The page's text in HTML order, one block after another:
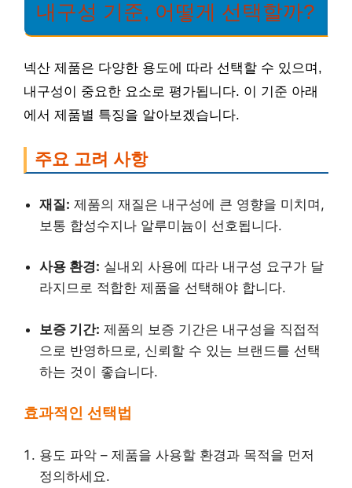
내구성 기준, 어떻게 선택할까?
넥산 제품은 다양한 용도에 따라 선택할 수 있으며,
내구성이 중요한 요소로 평가됩니다. 이 기준 아래
에서 제품별 특징을 알아보겠습니다.
주요 고려 사항
재질: 제품의 재질은 내구성에 큰 영향을 미치며,
보통 합성수지나 알루미늄이 선호됩니다.
사용 환경: 실내외 사용에 따라 내구성 요구가 달
라지므로 적합한 제품을 선택해야 합니다.
보증 기간: 제품의 보증 기간은 내구성을 직접적
으로 반영하므로, 신뢰할 수 있는 브랜드를 선택
하는 것이 좋습니다.
효과적인 선택법
용도 파악 – 제품을 사용할 환경과 목적을 먼저
정의하세요.